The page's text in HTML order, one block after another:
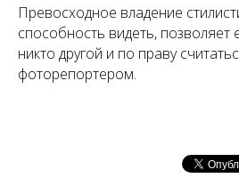
Превосходное владение
способность видеть, позволяет
никто другой и по праву
фоторепортером.